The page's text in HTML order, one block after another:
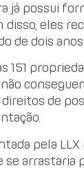
já possui
disso, eles
de dois anos.
151
de
pela
arrastaria